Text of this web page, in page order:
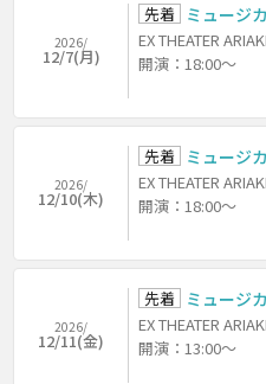
2026/
12/7(月)
先着 ミュージ
EX THEATER
開演：18:00～
2026/
12/10(木)
先着 ミュージ
EX THEATER
開演：18:00～
2026/
12/11(金)
先着 ミュージ
EX THEATER
開演：13:00～